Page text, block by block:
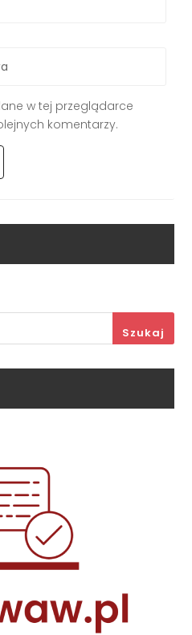
w tej przeglądarce
komentarzy.
Szukaj